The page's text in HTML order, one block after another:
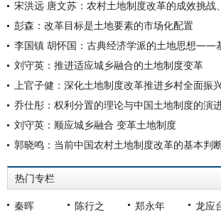
宋洪远 唐文苏：农村土地制度改革的成效挑战
彭森：改革目标是土地要素的市场化配置
李国镇 胡怀国：古典经济学派的土地思想——
刘守英：推进适应城乡融合的土地制度变革
上官子健：深化土地制度改革推进乡村全面振
乔仕彤：权利分置的理论与中国土地制度的演
刘守英：顺应城乡融合 变革土地制度
郭晓鸣：当前中国农村土地制度改革的基本判
热门专栏
秦晖 陈行之 郑永年 龙应